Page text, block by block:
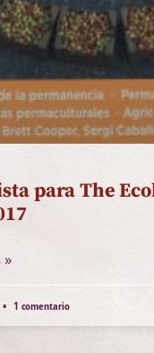
para The
1 comentario